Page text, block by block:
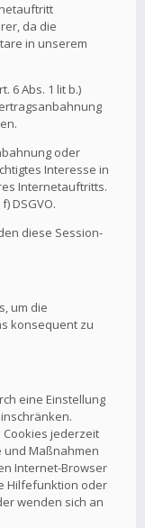
da die
in unserem
6 Abs. 1 lit b.)
oder
Interesse in
Internetauftritts.
DSGVO.
diese Session-
um die
konsequent zu
eine Einstellung
jederzeit
Maßnahmen
Internet-Browser
Hilfefunktion oder
wenden sich an